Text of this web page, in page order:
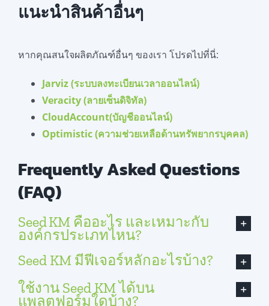
แนะนำสินค้าอื่นๆ
หากคุณสนใจผลิตภัณฑ์อื่นๆ ของเรา โปรดไปที่นี่:
Jarviz (ระบบลงทะเบียนเวลาออนไลน์)
Veracity (ลายเซ็นดิจิทัล)
CloudAccount(บัญชีออนไลน์)
Optimistic (ความช่วยเหลือด้านทรัพยากรบุคคล)
Frequently Asked Questions
(FAQ)
Seed KM คืออะไร และเหมาะกับ
องค์กรประเภทไหน?
Seed KM มีฟีเจอร์หลักอะไรบ้าง?
ใช้งาน Seed KM ได้บน
แพลตฟอร์มใดบ้าง?